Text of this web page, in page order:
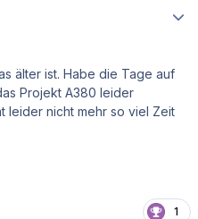
älter ist. Habe die Tage auf
Projekt A380 leider
leider nicht mehr so viel Zeit
1